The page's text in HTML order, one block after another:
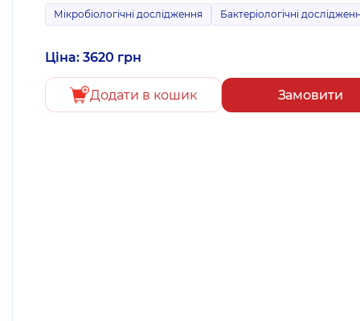
Мікробіологічні дослідження Бактеріологічні
Ціна: 3620 грн
Додати в кошик Замовити